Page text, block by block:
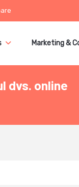
Marketing &
dvs. online